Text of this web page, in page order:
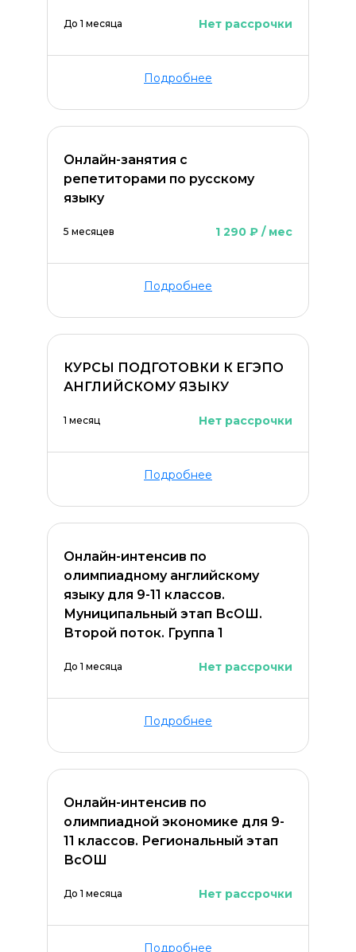
До 1 месяца Нет рассрочки
Подробнее
Онлайн-занятия с
репетиторами по русскому
языку
5 месяцев 1 290 ₽ / мес
Подробнее
КУРСЫ ПОДГОТОВКИ К ЕГЭПО
АНГЛИЙСКОМУ ЯЗЫКУ
1 месяц Нет рассрочки
Подробнее
Онлайн-интенсив по
олимпиадному английскому
языку для 9-11 классов.
Муниципальный этап ВсОШ.
Второй поток. Группа 1
До 1 месяца Нет рассрочки
Подробнее
Онлайн-интенсив по
олимпиадной экономике для 9-
11 классов. Региональный этап
ВсОШ
До 1 месяца Нет рассрочки
Подробнее